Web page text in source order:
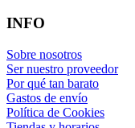
INFO
Sobre nosotros
Ser nuestro proveedor
Por qué tan barato
Gastos de envío
Política de Cookies